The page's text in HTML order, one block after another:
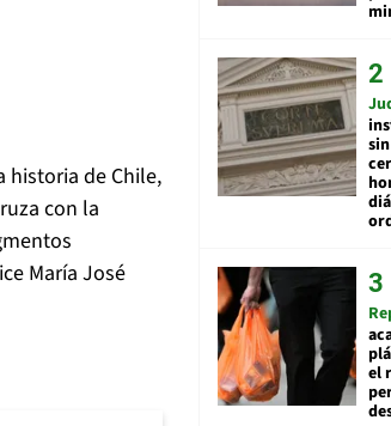
historia de Chile,
con la
María José
el